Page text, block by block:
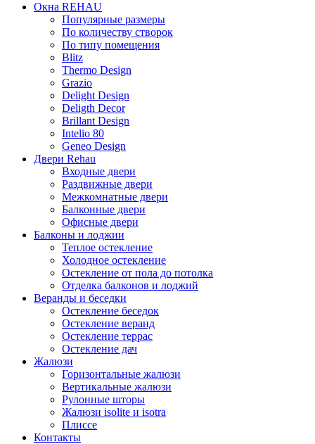
Окна REHAU
Популярные размеры
По количеству створок
По типу помещения
Blitz
Thermo Design
Grazio
Delight Design
Deligth Decor
Brillant Design
Intelio 80
Geneo Design
Двери Rehau
Входные двери
Раздвижные двери
Межкомнатные двери
Балконные двери
Офисные двери
Балконы и лоджии
Теплое остекление
Холодное остекление
Остекление от пола до потолка
Отделка балконов и лоджий
Веранды и беседки
Остекление беседок
Остекление веранд
Остекление террас
Остекление дач
Жалюзи
Горизонтальные жалюзи
Вертикальные жалюзи
Рулонные шторы
Жалюзи isolite и isotra
Плиссе
Контакты